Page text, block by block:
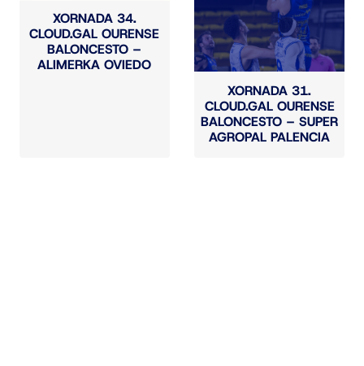
XORNADA 34.
CLOUD.GAL OURENSE
BALONCESTO –
ALIMERKA OVIEDO
XORNADA 31.
CLOUD.GAL OURENSE
BALONCESTO – SUPER
AGROPAL PALENCIA